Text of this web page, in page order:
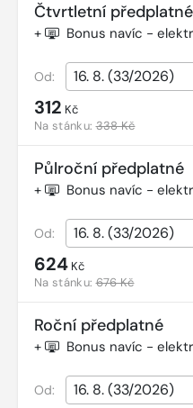
Čtvrtletní předplatné
+ Bonus navíc -
Od:
312 Kč
Na stánku:338 Kč
Půlroční předplatné
+ Bonus navíc -
Od:
624 Kč
Na stánku:676 Kč
Roční předplatné
+ Bonus navíc -
Od: